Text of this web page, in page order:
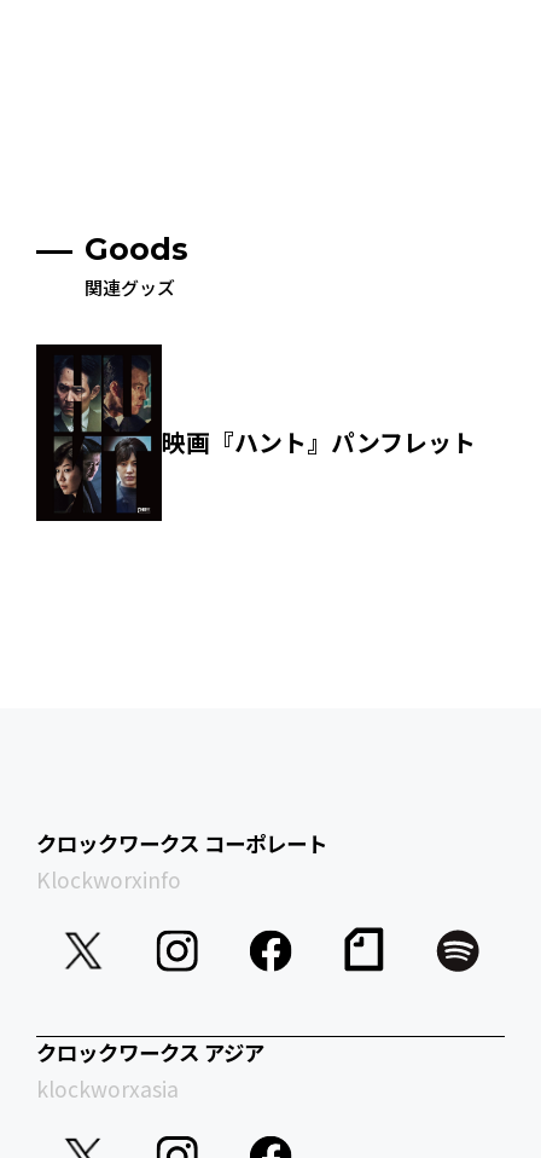
Goods
関連グッズ
映画『ハント』パンフレット
クロックワークス コーポレート
Klockworxinfo
クロックワークス アジア
klockworxasia